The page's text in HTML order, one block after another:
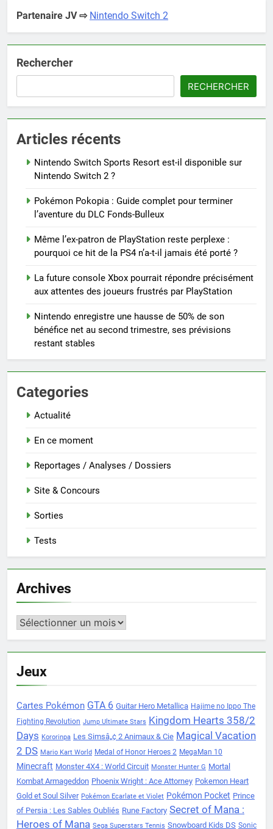
Partenaire JV ⇨ Nintendo Switch 2
Rechercher
RECHERCHER
Articles récents
Nintendo Switch Sports Resort est-il disponible sur
Nintendo Switch 2 ?
Pokémon Pokopia : Guide complet pour terminer
l’aventure du DLC Fonds-Bulleux
Même l’ex-patron de PlayStation reste perplexe :
pourquoi ce hit de la PS4 n’a-t-il jamais été porté ?
La future console Xbox pourrait répondre précisément
aux attentes des joueurs frustrés par PlayStation
Nintendo enregistre une hausse de 50% de son
bénéfice net au second trimestre, ses prévisions
restant stables
Categories
Actualité
En ce moment
Reportages / Analyses / Dossiers
Site & Concours
Sorties
Tests
Archives
Archives
Jeux
Cartes Pokémon GTA 6 Guitar Hero Metallica Hajime no Ippo The
Fighting Revolution Jump Ultimate Stars Kingdom Hearts 358/2
Days Kororinpa Les Simsâ„¢ 2 Animaux & Cie Magical Vacation
2 DS Mario Kart World Medal of Honor Heroes 2 MegaMan 10
Minecraft Monster 4X4 : World Circuit Monster Hunter G Mortal
Kombat Armageddon Phoenix Wright : Ace Attorney Pokemon Heart
Gold et Soul Silver Pokémon Ecarlate et Violet Pokémon Pocket Prince
of Persia : Les Sables Oubliés Rune Factory Secret of Mana :
Heroes of Mana Sega Superstars Tennis Snowboard Kids DS Sonic